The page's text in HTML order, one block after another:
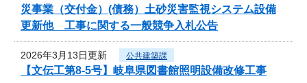
災事業（交付金）(債務）土砂災害監視システム設備
更新他 工事に関する一般競争入札公告
2026年3月13日更新 公共建築課
【文伝工第8-5号】岐阜県図書館照明設備改修工事